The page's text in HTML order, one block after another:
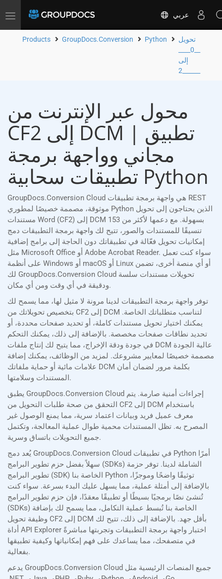
Toggle
عربي
Products GroupDocs.Conversion Python
تحويل
إلى
محول عبر الإنترنت من
CF2 إلى DCM | تطبيق
مجاني وواجهة برمجة
تطبيقات سحابية Python
GroupDocs.Conversion Cloud هي واجهة برمجة تطبيقات REST
موثوقة، مصممة خصيصًا لمطوري Python الذين يحتاجون إلى تحويل
مستندات Word (CF2) إلى DCM بسهولة. مع دعمها لأكثر من 153
تنسيقًا للمستندات والصور، تتيح لك واجهة برمجة التطبيقات دمج
إمكانيات تحويل فعّالة في تطبيقاتك دون الحاجة إلى برامج إضافية
مثل Microsoft Office أو Adobe Acrobat Reader. سواء كنت تعمل
على أنظمة Windows أو macOS أو Linux أو أي منصة أخرى، تضمن
لك GroupDocs.Conversion Cloud تحويلات مستندات سلسة
ودقيقة في أي وقت ومن أي مكان.
توفر واجهة برمجة التطبيقات لدينا مرونة لا مثيل لها، مما يسمح لك
بتخصيص تحويلاتك من CF2 إلى DCM لتناسب متطلباتك الخاصة.
يمكنك اختيار تحويل مستندات كاملة، أو تحديد صفحات محددة، أو
تحديد نطاقات صفحات مخصصة. بالإضافة إلى ذلك، يمكنك التحكم
في جودة ودقة الإخراج، مما يتيح لك إنتاج ملفات DCM عالية الجودة
مصممة خصيصًا لمعايير مشروعك. لمزيد من الوظائف، يمكنك إضافة
علامات مائية أو حماية ملفاتك DCM بكلمة مرور لضمان أمان
المستندات وسلامتها.
يطبق GroupDocs.Conversion Cloud إجراءات أمنية صارمة. يتم
التحقق من صحة طلبات التحويل من CF2 إلى DCM باستخدام
معرف عميل فريد وبيانات اعتماد سرية، مما يمنع الوصول غير
المصرح به. تظل المستندات محمية طوال عملية المعالجة، وتكتمل
جميع التحويلات باتساق وسرية.
يُعد دمج GroupDocs.Conversion Cloud في تطبيقات Python أمرًا
سهلاً بفضل حزم تطوير البرامج (SDKs) الشاملة لدينا. توفر حزمة
تطوير البرامج (SDK) الخاصة بنا Python توثيقًا واضحًا وموجزًا،
بالإضافة إلى أمثلة عملية، مما يسهل عليك البدء بسرعة. سواء كنت
تُنشئ نصًا برمجيًا بسيطًا أو تطبيقًا معقدًا، فإن حزم تطوير البرامج
(SDKs) الخاصة بنا تُبسط عملية التكامل، مما يسمح لك بإضافة
وظيفة تحويل CF2 إلى DCM بأقل جهد. بالإضافة إلى ذلك، تتيح لك
أداة API Explorer اختبار واجهة برمجة التطبيقات وتجربتها مباشرةً
في متصفحك، مما يساعدك على فهم إمكانياتها وكيفية تطبيقها
بفعالية.
يدعم GroupDocs.Conversion Cloud جميع المنصات الرئيسية مثل